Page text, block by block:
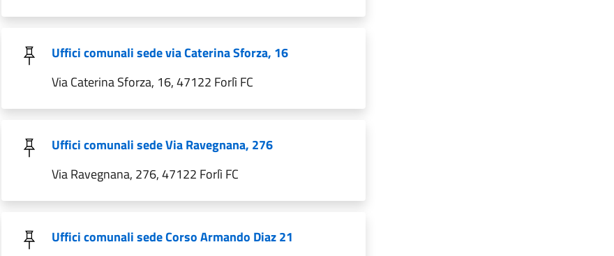
Uffici comunali sede via Caterina Sforza, 16
Via Caterina Sforza, 16, 47122 Forlì FC
Uffici comunali sede Via Ravegnana, 276
Via Ravegnana, 276, 47122 Forlì FC
Uffici comunali sede Corso Armando Diaz 21